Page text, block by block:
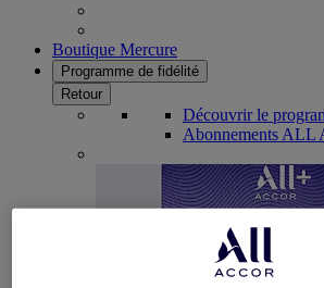
Boutique Mercure
Programme de fidélité
Retour
Découvrir le
Abonnements ALL